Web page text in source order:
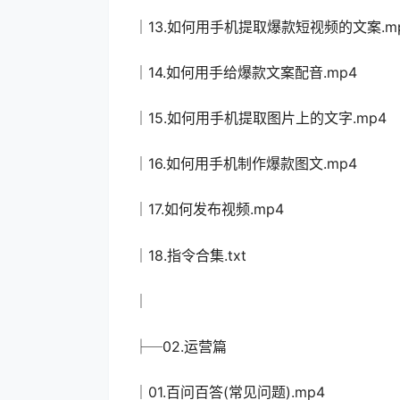
│13.如何用手机提取爆款短视频的文案
│14.如何用手给爆款文案配音.mp4
│15.如何用手机提取图片上的文字.mp4
│16.如何用手机制作爆款图文.mp4
│17.如何发布视频.mp4
│18.指令合集.txt
├─02.运营篇
│01.百问百答(常见问题).mp4